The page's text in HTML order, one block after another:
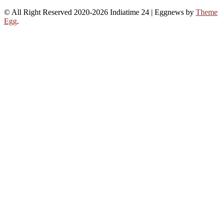
© All Right Reserved 2020-2026 Indiatime 24 | Eggnews by Theme
Egg.